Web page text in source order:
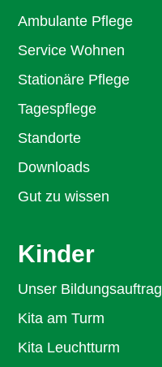
Ambulante Pflege
Service Wohnen
Stationäre Pflege
Tagespflege
Standorte
Downloads
Gut zu wissen
Kinder
Unser Bildungsauftrag
Kita am Turm
Kita Leuchtturm